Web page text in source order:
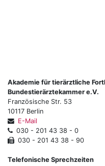
Akademie für tierärztliche
Bundestierärztekammer e.V.
Französische Str. 53
10117 Berlin
E-Mail
030 - 201 43 38 - 0
030 - 201 43 38 - 90
Telefonische Sprechzeiten